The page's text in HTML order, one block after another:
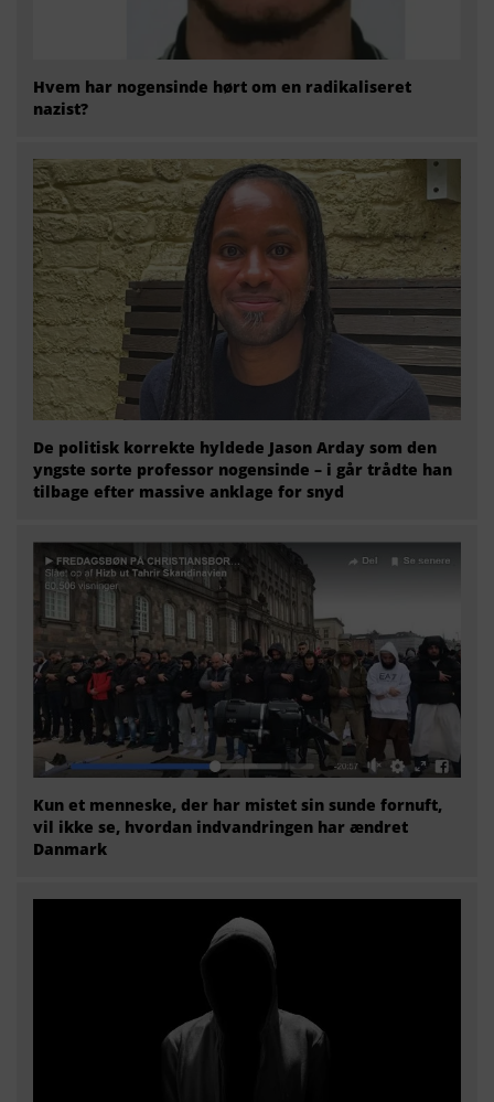
Hvem har nogensinde hørt om en radikaliseret
nazist?
De politisk korrekte hyldede Jason Arday som den
yngste sorte professor nogensinde – i går trådte han
tilbage efter massive anklage for snyd
Kun et menneske, der har mistet sin sunde fornuft,
vil ikke se, hvordan indvandringen har ændret
Danmark